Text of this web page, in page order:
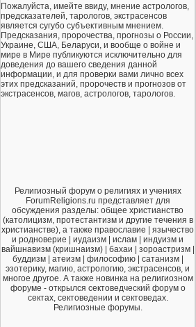
Пожалуйста, имейте ввиду, мнение астрологов,
предсказателей, тарологов, экстрасенсов
является сугубо субъективным мнением.
Предсказания, пророчества, прогнозы о России,
Украине, США, Беларуси, и вообще о войне и
мире в Мире публикуются исключительно для
доведения до вашего сведения данной
информации, и для проверки вами лично всех
этих предсказаний, пророчеств и прогнозов от
экстрасенсов, магов, астрологов, тарологов.
Религиозный форум о религиях и учениях
ForumReligions.ru представляет для
обсуждения разделы: общее христианство
(католицизм, протестантизм и другие течения в
христианстве), а также православие | язычество
и родноверие | иудаизм | ислам | индуизм и
вайшнавизм (кришнаизм) | бахаи | зороастризм |
буддизм | атеизм | философию | сатанизм |
эзотерику, магию, астрологию, экстрасенсов, и
многое другое. А также новинка на религиозном
форуме - открылся сектоведческий форум о
сектах, сектоведении и сектоведах.
Религиозные форумы.